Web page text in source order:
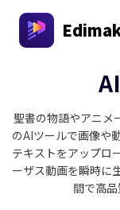
聖書の物語やアニメ
のAIツールで画像や
テキストをアップロ
ーザス動画を瞬時に
間で高